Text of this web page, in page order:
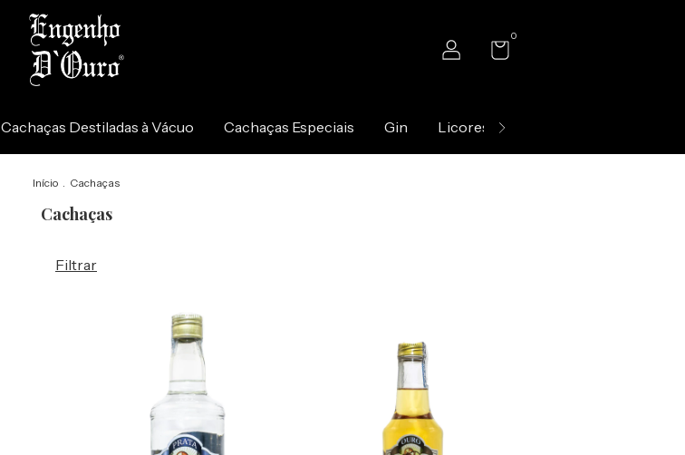
0
Cachaças Destiladas à Vácuo Cachaças Especiais Gin Licores
Início . Cachaças
Cachaças
Filtrar